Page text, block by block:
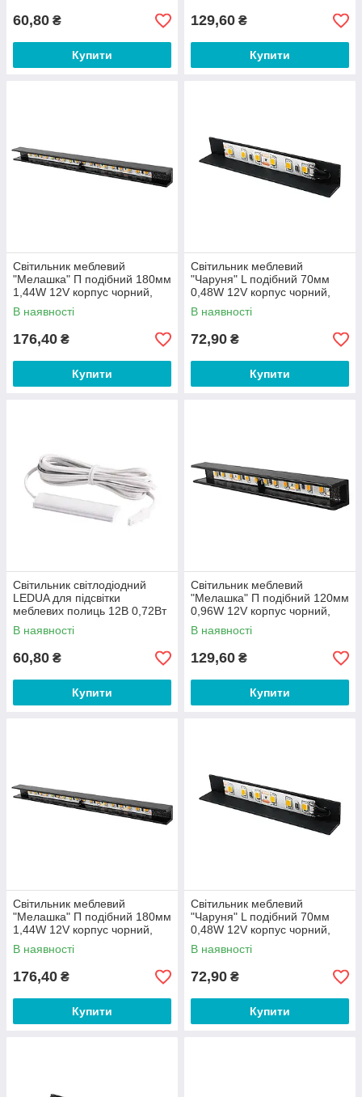
60,80 ₴
Купити
129,60 ₴
Купити
Світильник меблевий
"Мелашка" П подібний 180мм
1,44W 12V корпус чорний,
нейтрально біле світло
LEDUA
В наявності
176,40 ₴
Купити
Світильник меблевий
"Чаруня" L подібний 70мм
0,48W 12V корпус чорний,
золоте світло LEDUA
В наявності
72,90 ₴
Купити
Світильник світлодіодний
LEDUA для підсвітки
меблевих полиць 12В 0,72Вт
IP20 Синій (36657252)
В наявності
60,80 ₴
Купити
Світильник меблевий
"Мелашка" П подібний 120мм
0,96W 12V корпус чорний,
нейтрально біле світло
LEDUA
В наявності
129,60 ₴
Купити
Світильник меблевий
"Мелашка" П подібний 180мм
1,44W 12V корпус чорний,
тепло біле світло LEDUA
В наявності
176,40 ₴
Купити
Світильник меблевий
"Чаруня" L подібний 70мм
0,48W 12V корпус чорний,
нейтрально біле світло
LEDUA
В наявності
72,90 ₴
Купити